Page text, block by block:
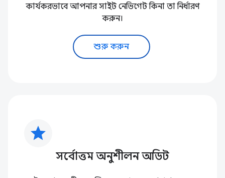
কার্যকরভাবে আপনার সাইট নেভিগেট কিনা তা নির্ধারণ
করুন।
শুরু করুন
star
সর্বোত্তম অনুশীলন অডিট